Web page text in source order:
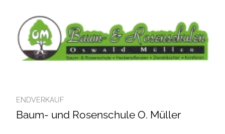
ENDVERKAUF
Baum- und Rosenschule O. Müller